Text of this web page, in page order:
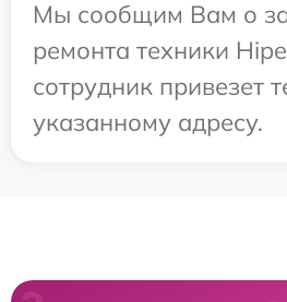
Мы сообщим Вам о
ремонта техники
сотрудник привезет
указанному адресу.